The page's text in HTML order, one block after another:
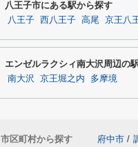
八王子市にある駅から探す
八王子 西八王子 高尾 京王八
エンゼルラクシィ南大沢周辺の
南大沢 京王堀之内 多摩境
市区町村から探す 府中市 /